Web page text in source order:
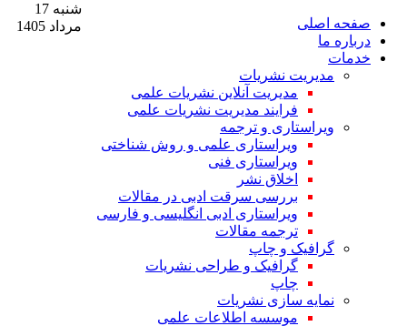
صفحه اصلی
درباره ما
خدمات
مدیریت نشریات
مدیریت آنلاین نشریات علمی
فرایند مدیریت نشریات علمی
ویراستاری و ترجمه
ویراستاری علمی و روش شناختی
ویراستاری فنی
اخلاق نشر
بررسی سرقت ادبی در مقالات
ویراستاری ادبی انگلیسی و فارسی
ترجمه مقالات
گرافیک و چاپ
گرافیک و طراحی نشریات
چاپ
نمایه سازی نشریات
موسسه اطلاعات علمی
شنبه 17
مرداد 1405